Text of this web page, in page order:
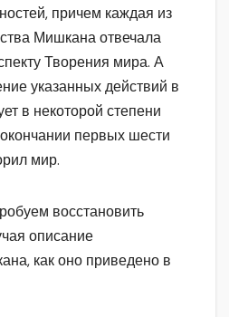
причем каждая из
Мишкана отвечала
Творения мира. А
указанных действий в
в некоторой степени
первых шести
мир.
восстановить
описание
как оно приведено в